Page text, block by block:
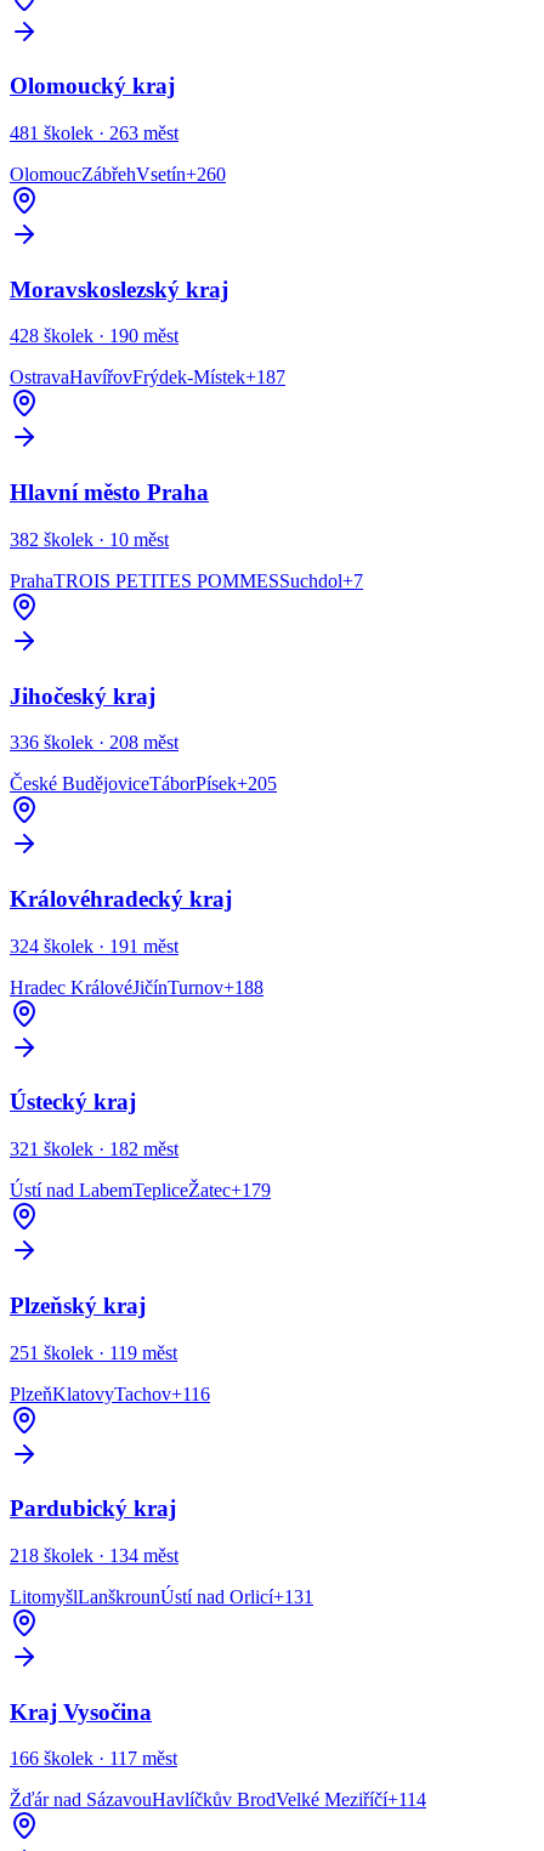
Olomoucký kraj
481 školek · 263 měst
OlomoucZábřehVsetín+260
Moravskoslezský kraj
428 školek · 190 měst
OstravaHavířovFrýdek-Místek+187
Hlavní město Praha
382 školek · 10 měst
PrahaTROIS PETITES POMMESSuchdol+7
Jihočeský kraj
336 školek · 208 měst
České BudějoviceTáborPísek+205
Královéhradecký kraj
324 školek · 191 měst
Hradec KrálovéJičínTurnov+188
Ústecký kraj
321 školek · 182 měst
Ústí nad LabemTepliceŽatec+179
Plzeňský kraj
251 školek · 119 měst
PlzeňKlatovyTachov+116
Pardubický kraj
218 školek · 134 měst
LitomyšlLanškrounÚstí nad Orlicí+131
Kraj Vysočina
166 školek · 117 měst
Žďár nad SázavouHavlíčkův BrodVelké Meziříčí+114